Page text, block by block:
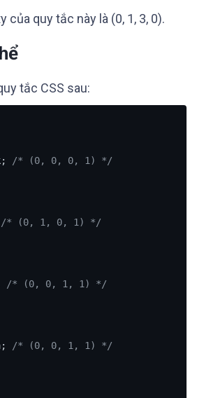
của quy tắc này là (0, 1, 3, 0).
tắc CSS sau:
/* (0, 0, 0, 1) */
/* (0, 1, 0, 1) */
/* (0, 0, 1, 1) */
/* (0, 0, 1, 1) */